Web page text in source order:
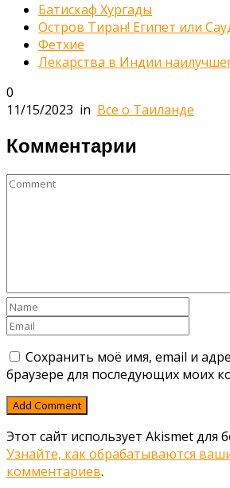
Батискаф Хургады
Остров Тиран! Египет или
Фетхие
Лекарства в Индии
0
11/15/2023 in Все о Таиланде
Комментарии
Сохранить моё имя, email и
браузере для последующих моих
Этот сайт использует Akismet для
Узнайте, как обрабатываются
комментариев.